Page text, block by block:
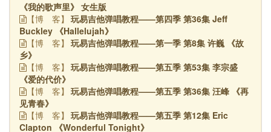
《我的歌声里》 女生版
【博 客】
玩易吉他弹唱教程——第四季 第36集 Jeff
Buckley 《Hallelujah》
【博 客】
玩易吉他弹唱教程——第一季 第8集 许巍 《故
乡》
【博 客】
玩易吉他弹唱教程——第五季 第53集 李宗盛
《爱的代价》
【博 客】
玩易吉他弹唱教程——第五季 第36集 汪峰 《再
见青春》
【博 客】
玩易吉他弹唱教程——第五季 第12集 Eric
Clapton 《Wonderful Tonight》